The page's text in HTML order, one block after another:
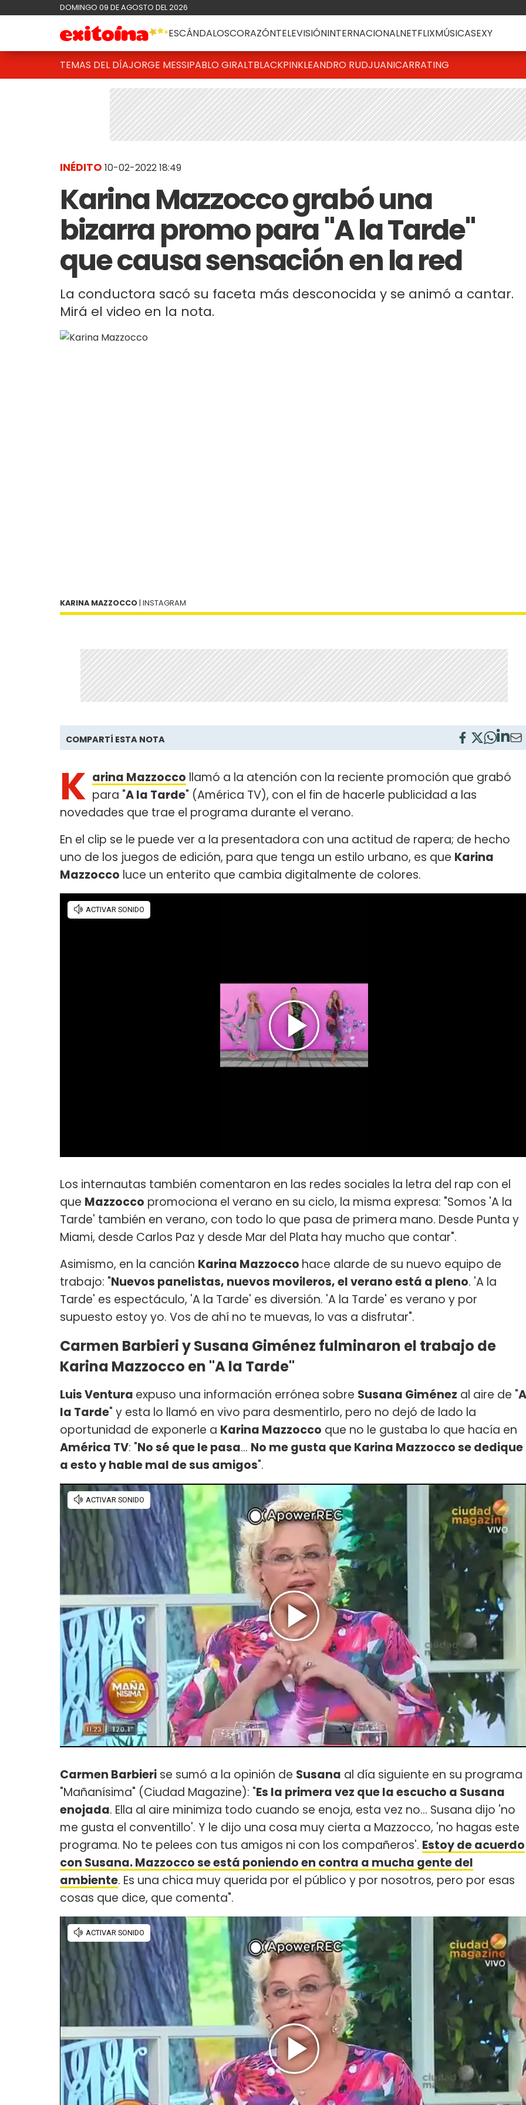
DOMINGO 09 DE AGOSTO DEL 2026
ESCÁNDALOSCORAZÓNTELEVISIÓNINTERNACIONALNETFLIXMÚSICASEXY
TEMAS DEL DÍAJORGE MESSIPABLO GIRALTBLACKPINKLEANDRO RUDJUANICARRATING
INÉDITO 10-02-2022 18:49
Karina Mazzocco grabó una
bizarra promo para "A la Tarde"
que causa sensación en la red
La conductora sacó su faceta más desconocida y se animó a cantar.
Mirá el video en la nota.
KARINA MAZZOCCO | INSTAGRAM
COMPARTÍ ESTA NOTA
K arina Mazzocco llamó a la atención con la reciente promoción que grabó
para "A la Tarde" (América TV), con el fin de hacerle publicidad a las
novedades que trae el programa durante el verano.
En el clip se le puede ver a la presentadora con una actitud de rapera; de hecho
uno de los juegos de edición, para que tenga un estilo urbano, es que Karina
Mazzocco luce un enterito que cambia digitalmente de colores.
Los internautas también comentaron en las redes sociales la letra del rap con el
que Mazzocco promociona el verano en su ciclo, la misma expresa: "Somos 'A la
Tarde' también en verano, con todo lo que pasa de primera mano. Desde Punta y
Miami, desde Carlos Paz y desde Mar del Plata hay mucho que contar".
Asimismo, en la canción Karina Mazzocco hace alarde de su nuevo equipo de
trabajo: "Nuevos panelistas, nuevos movileros, el verano está a pleno. 'A la
Tarde' es espectáculo, 'A la Tarde' es diversión. 'A la Tarde' es verano y por
supuesto estoy yo. Vos de ahí no te muevas, lo vas a disfrutar".
Carmen Barbieri y Susana Giménez fulminaron el trabajo de
Karina Mazzocco en "A la Tarde"
Luis Ventura expuso una información errónea sobre Susana Giménez al aire de "A
la Tarde" y esta lo llamó en vivo para desmentirlo, pero no dejó de lado la
oportunidad de exponerle a Karina Mazzocco que no le gustaba lo que hacía en
América TV: "No sé que le pasa... No me gusta que Karina Mazzocco se dedique
a esto y hable mal de sus amigos".
Carmen Barbieri se sumó a la opinión de Susana al día siguiente en su programa
"Mañanísima" (Ciudad Magazine): "Es la primera vez que la escucho a Susana
enojada. Ella al aire minimiza todo cuando se enoja, esta vez no... Susana dijo 'no
me gusta el conventillo'. Y le dijo una cosa muy cierta a Mazzocco, 'no hagas este
programa. No te pelees con tus amigos ni con los compañeros'. Estoy de acuerdo
con Susana. Mazzocco se está poniendo en contra a mucha gente del
ambiente. Es una chica muy querida por el público y por nosotros, pero por esas
cosas que dice, que comenta".